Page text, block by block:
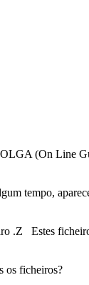
(On Line
tempo,
.Z Estes
os ficheiros?